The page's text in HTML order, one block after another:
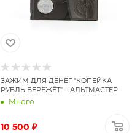
ЗАЖИМ ДЛЯ ДЕНЕГ "КОПЕЙКА
РУБЛЬ БЕРЕЖЁТ" – АЛЬТМАСТЕР
Много
10 500 ₽